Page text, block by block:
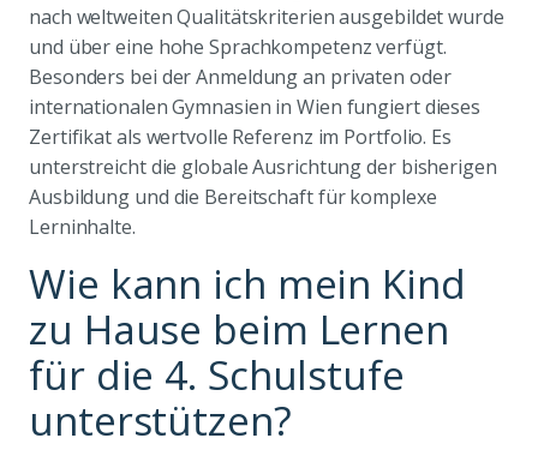
nach weltweiten Qualitätskriterien ausgebildet wurde
und über eine hohe Sprachkompetenz verfügt.
Besonders bei der Anmeldung an privaten oder
internationalen Gymnasien in Wien fungiert dieses
Zertifikat als wertvolle Referenz im Portfolio. Es
unterstreicht die globale Ausrichtung der bisherigen
Ausbildung und die Bereitschaft für komplexe
Lerninhalte.
Wie kann ich mein Kind
zu Hause beim Lernen
für die 4. Schulstufe
unterstützen?